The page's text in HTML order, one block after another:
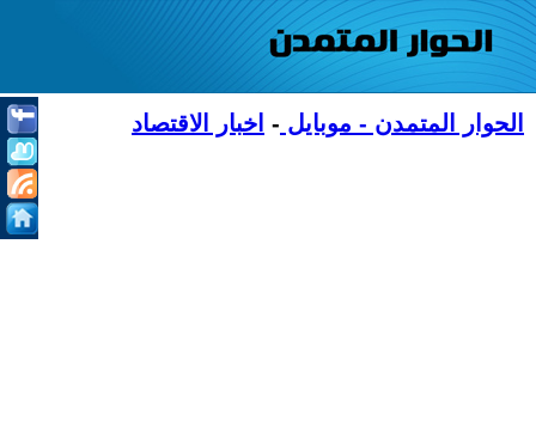
الحوار المتمدن - موبايل - اخبار الاقتصاد